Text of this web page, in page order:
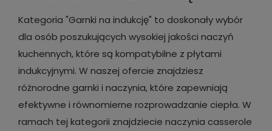
Kategoria "Garnki na indukcję" to doskonały wybór
dla osób poszukujących wysokiej jakości naczyń
kuchennych, które są kompatybilne z płytami
indukcyjnymi. W naszej ofercie znajdziesz
różnorodne garnki i naczynia, które zapewniają
efektywne i równomierne rozprowadzanie ciepła. W
ramach tej kategorii znajdziecie naczynia casserole